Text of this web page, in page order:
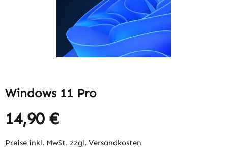
Windows 11 Pro
Regulärer Preis:
14,90 €
Preise inkl. MwSt. zzgl. Versandkosten